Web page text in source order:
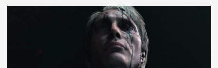
then(Func &&func)来创建一个continuation，表示在这